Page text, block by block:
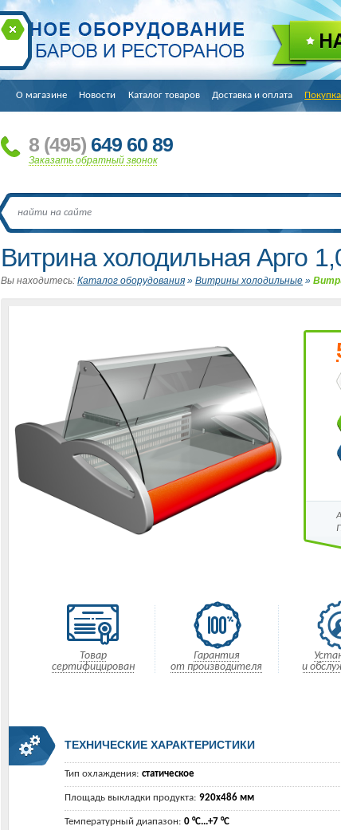
О магазине Новости Каталог товаров Доставка и оплата
8 (495) 649 60 89
Заказать обратный звонок
Витрина холодильная Арго
Вы находитесь: Каталог оборудования » Витрины холодильные »
Товар
сертифицирован
Гарантия
от производителя
и
ТЕХНИЧЕСКИЕ ХАРАКТЕРИСТИКИ
Тип охлаждения: статическое
Площадь выкладки продукта: 920x486 мм
Температурный диапазон: 0 °C...+7 °C